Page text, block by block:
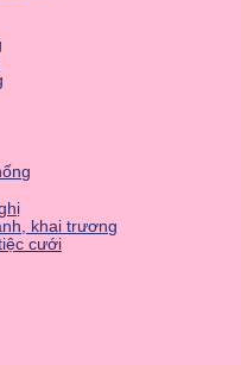
khai trương
cưới